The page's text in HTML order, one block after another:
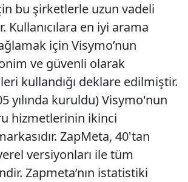
bu şirketlerle uzun vadeli
Kullanıcılara en iyi arama
için Visymo’nun
ve güvenli olarak
kullandığı deklare edilmiştir.
yılında kuruldu) Visymo'nun
hizmetlerinin ikinci
ZapMeta, 40'tan
versiyonları ile tüm
Zapmeta’nın istatistiki